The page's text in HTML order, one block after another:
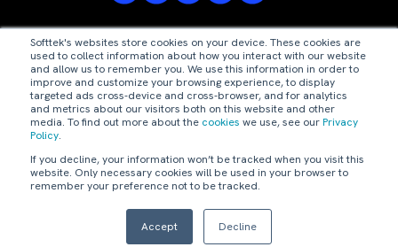
Softtek's websites store cookies on your device. These cookies are
used to collect information about how you interact with our website
and allow us to remember you. We use this information in order to
improve and customize your browsing experience, to display
targeted ads cross-device and cross-browser, and for analytics
and metrics about our visitors both on this website and other
media. To find out more about the cookies we use, see ourPrivacy
Policy.
If you decline, your information won’t be tracked when you visit this
website. Only necessary cookies will be used in your browser to
remember your preference not to be tracked.
Accept Decline
© Valores Corporativos Softtek S.A. de C.V. 2026.
隐私政策
法律声明
code of ethics
webmaster@softtek.com